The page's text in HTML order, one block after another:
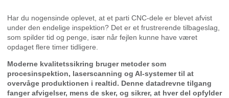
Har du nogensinde oplevet, at et parti CNC-dele er blevet afvist
under den endelige inspektion? Det er et frustrerende tilbageslag,
som spilder tid og penge, især når fejlen kunne have været
opdaget flere timer tidligere.
Moderne kvalitetssikring bruger metoder som
procesinspektion, laserscanning og AI-systemer til at
overvåge produktionen i realtid. Denne datadrevne tilgang
fanger afvigelser, mens de sker, og sikrer, at hver del opfylder